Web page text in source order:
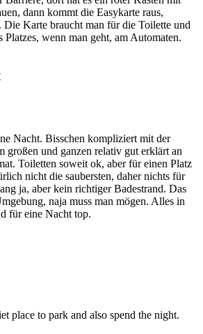
dann kommt die Easykarte raus,
Die Karte braucht man für die Toilette und
Platzes, wenn man geht, am Automaten.
Nacht. Bisschen kompliziert mit der
großen und ganzen relativ gut erklärt an
Toiletten soweit ok, aber für einen Platz
nicht die saubersten, daher nichts für
ja, aber kein richtiger Badestrand. Das
naja muss man mögen. Alles in
für eine Nacht top.
place to park and also spend the night.